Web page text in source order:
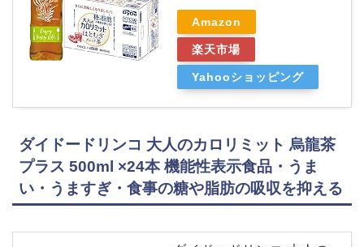
Amazon
楽天市場
Yahooショッピング
ダイドードリンコ 大人のカロリミット 烏龍茶
プラス 500ml ×24本 機能性表示食品・うま
い・うますぎ・食事の糖や脂肪の吸収を抑える